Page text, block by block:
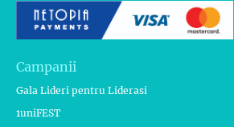
Campanii
Gala Lideri pentru Liderasi
1uniFEST